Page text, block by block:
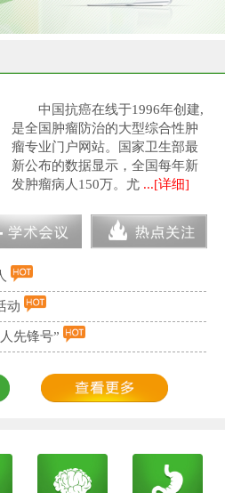
中国抗癌在线于1996年创建,
是全国肿瘤防治的大型综合性肿
瘤专业门户网站。国家卫生部最
新公布的数据显示，全国每年新
发肿瘤病人150万。尤 ...[详细]
动
先锋号”